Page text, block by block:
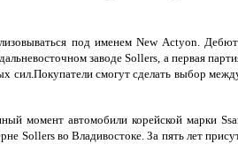
под именем New Actyon.
заводе Sollers, а первая
смогут сделать выбор
момент автомобили корейской марки
Sollers во Владивостоке. За пять лет